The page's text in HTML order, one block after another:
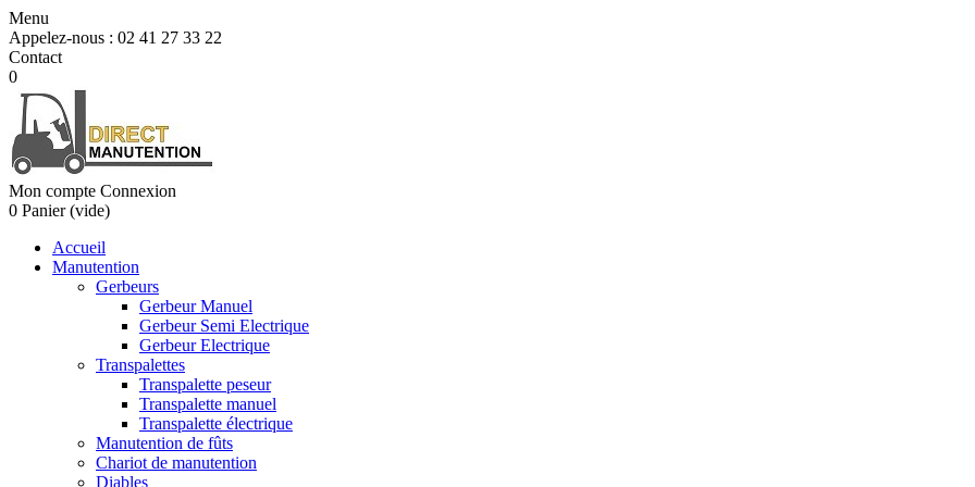
Menu
Appelez-nous : 02 41 27 33 22
Contact
0
Mon compte Connexion
0 Panier (vide)
Accueil
Manutention
Gerbeurs
Gerbeur Manuel
Gerbeur Semi Electrique
Gerbeur Electrique
Transpalettes
Transpalette peseur
Transpalette manuel
Transpalette électrique
Manutention de fûts
Chariot de manutention
Diables